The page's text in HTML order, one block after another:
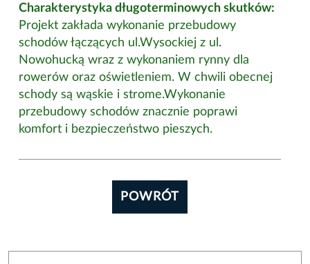
Charakterystyka długoterminowych skutków:
Projekt zakłada wykonanie przebudowy
schodów łączących ul.Wysockiej z ul.
Nowohucką wraz z wykonaniem rynny dla
rowerów oraz oświetleniem. W chwili obecnej
schody są wąskie i strome.Wykonanie
przebudowy schodów znacznie poprawi
komfort i bezpieczeństwo pieszych.
POWRÓT